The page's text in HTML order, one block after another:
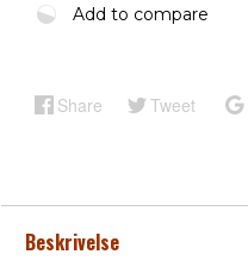
Add to compare
Share Tweet
Beskrivelse